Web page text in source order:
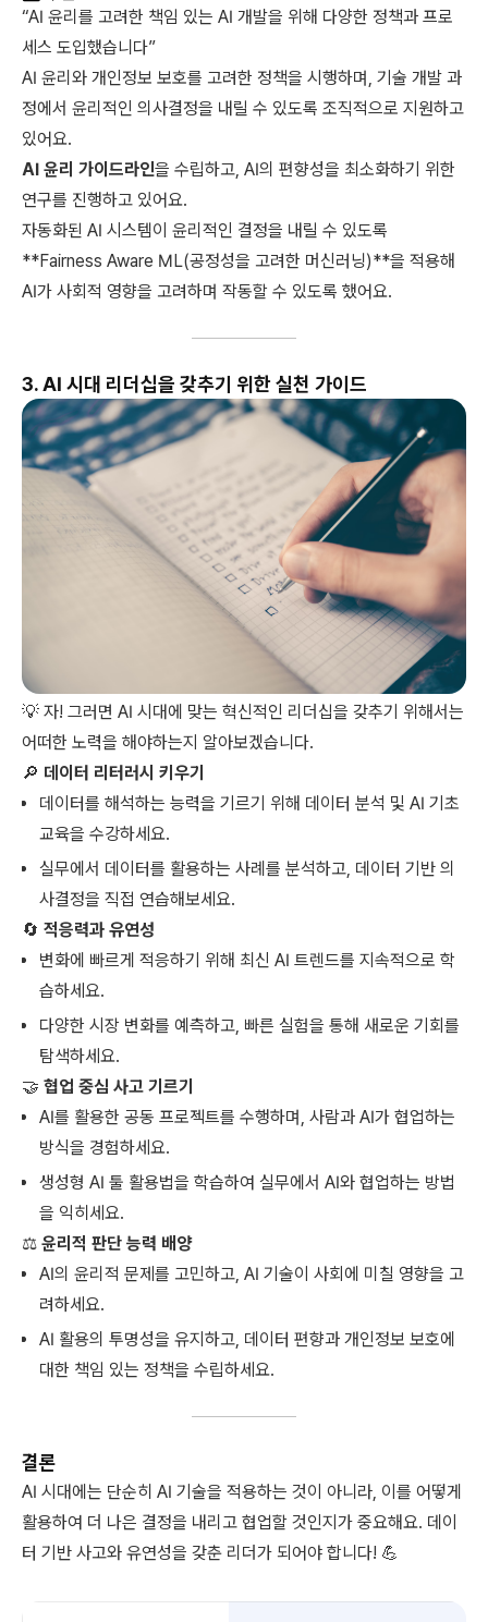
“AI 윤리를 고려한 책임 있는 AI 개발을 위해 다양한 정책과 프로
세스 도입했습니다”
AI 윤리와 개인정보 보호를 고려한 정책을 시행하며, 기술 개발 과
정에서 윤리적인 의사결정을 내릴 수 있도록 조직적으로 지원하고
있어요.
AI 윤리 가이드라인을 수립하고, AI의 편향성을 최소화하기 위한
연구를 진행하고 있어요.
자동화된 AI 시스템이 윤리적인 결정을 내릴 수 있도록
**Fairness Aware ML(공정성을 고려한 머신러닝)**을 적용해
AI가 사회적 영향을 고려하며 작동할 수 있도록 했어요.
3. AI 시대 리더십을 갖추기 위한 실천 가이드
💡 자! 그러면 AI 시대에 맞는 혁신적인 리더십을 갖추기 위해서는
어떠한 노력을 해야하는지 알아보겠습니다.
🔎 데이터 리터러시 키우기
데이터를 해석하는 능력을 기르기 위해 데이터 분석 및 AI 기초
교육을 수강하세요.
실무에서 데이터를 활용하는 사례를 분석하고, 데이터 기반 의
사결정을 직접 연습해보세요.
🔄 적응력과 유연성
변화에 빠르게 적응하기 위해 최신 AI 트렌드를 지속적으로 학
습하세요.
다양한 시장 변화를 예측하고, 빠른 실험을 통해 새로운 기회를
탐색하세요.
🤝 협업 중심 사고 기르기
AI를 활용한 공동 프로젝트를 수행하며, 사람과 AI가 협업하는
방식을 경험하세요.
생성형 AI 툴 활용법을 학습하여 실무에서 AI와 협업하는 방법
을 익히세요.
⚖ 윤리적 판단 능력 배양
AI의 윤리적 문제를 고민하고, AI 기술이 사회에 미칠 영향을 고
려하세요.
AI 활용의 투명성을 유지하고, 데이터 편향과 개인정보 보호에
대한 책임 있는 정책을 수립하세요.
결론
AI 시대에는 단순히 AI 기술을 적용하는 것이 아니라, 이를 어떻게
활용하여 더 나은 결정을 내리고 협업할 것인지가 중요해요. 데이
터 기반 사고와 유연성을 갖춘 리더가 되어야 합니다! 💪